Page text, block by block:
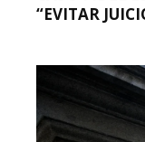
“EVITAR